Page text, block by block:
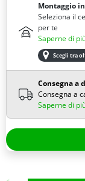
Montaggio
Seleziona il
per te
Saperne di
Scegli tra
Consegna a
Consegna a
Saperne di